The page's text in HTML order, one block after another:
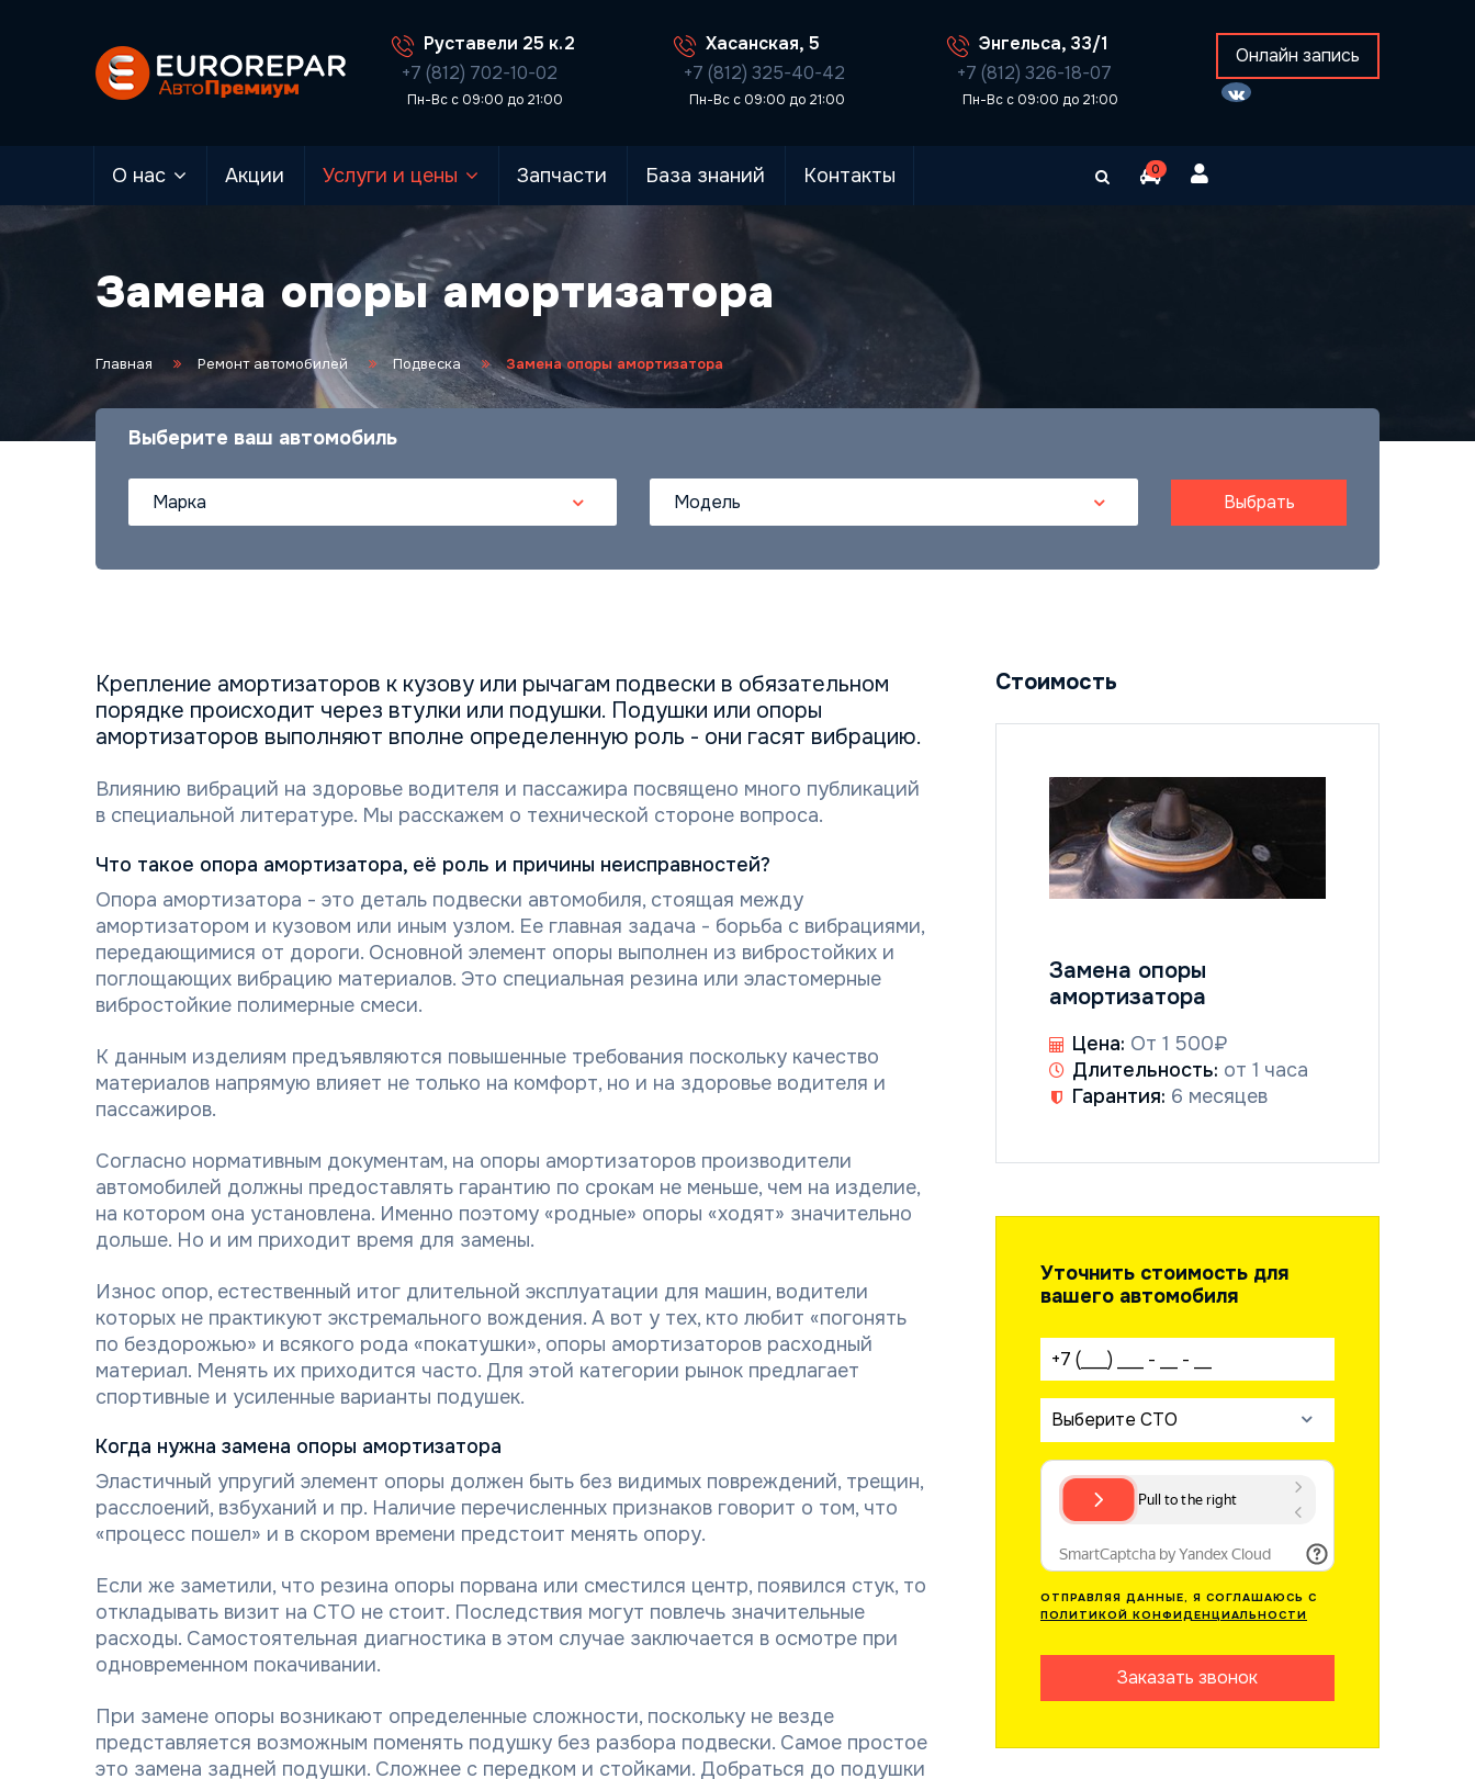
Руставели 25 к.2
+7 (812) 702-10-02
Пн-Вс с 09:00 до 21:00
Хасанская, 5
+7 (812) 325-40-42
Пн-Вс с 09:00 до 21:00
Энгельса, 33/1
+7 (812) 326-18-07
Пн-Вс с 09:00 до 21:00
Онлайн запись
О нас Акции Услуги и цены Запчасти База знаний Контакты 0
Замена опоры амортизатора
Главная Ремонт автомобилей Подвеска Замена опоры амортизатора
Выберите ваш автомобиль
Марка Модель Выбрать
Крепление амортизаторов к кузову или рычагам подвески в обязательном
порядке происходит через втулки или подушки. Подушки или опоры
амортизаторов выполняют вполне определенную роль - они гасят вибрацию.
Влиянию вибраций на здоровье водителя и пассажира посвящено много публикаций
в специальной литературе. Мы расскажем о технической стороне вопроса.
Что такое опора амортизатора, её роль и причины неисправностей?
Опора амортизатора - это деталь подвески автомобиля, стоящая между
амортизатором и кузовом или иным узлом. Ее главная задача - борьба с вибрациями,
передающимися от дороги. Основной элемент опоры выполнен из вибростойких и
поглощающих вибрацию материалов. Это специальная резина или эластомерные
вибростойкие полимерные смеси.
К данным изделиям предъявляются повышенные требования поскольку качество
материалов напрямую влияет не только на комфорт, но и на здоровье водителя и
пассажиров.
Согласно нормативным документам, на опоры амортизаторов производители
автомобилей должны предоставлять гарантию по срокам не меньше, чем на изделие,
на котором она установлена. Именно поэтому «родные» опоры «ходят» значительно
дольше. Но и им приходит время для замены.
Износ опор, естественный итог длительной эксплуатации для машин, водители
которых не практикуют экстремального вождения. А вот у тех, кто любит «погонять
по бездорожью» и всякого рода «покатушки», опоры амортизаторов расходный
материал. Менять их приходится часто. Для этой категории рынок предлагает
спортивные и усиленные варианты подушек.
Когда нужна замена опоры амортизатора
Эластичный упругий элемент опоры должен быть без видимых повреждений, трещин,
расслоений, взбуханий и пр. Наличие перечисленных признаков говорит о том, что
«процесс пошел» и в скором времени предстоит менять опору.
Если же заметили, что резина опоры порвана или сместился центр, появился стук, то
откладывать визит на СТО не стоит. Последствия могут повлечь значительные
расходы. Самостоятельная диагностика в этом случае заключается в осмотре при
одновременном покачивании.
При замене опоры возникают определенные сложности, поскольку не везде
представляется возможным поменять подушку без разбора подвески. Самое простое
это замена задней подушки. Сложнее с передком и стойками. Добраться до подушки
Стоимость
Замена опоры
амортизатора
Цена: От 1 500₽
Длительность: от 1 часа
Гарантия: 6 месяцев
Уточнить стоимость для
вашего автомобиля
Ваш телефон:
Выберите СТО
ОТПРАВЛЯЯ ДАННЫЕ, Я СОГЛАШАЮСЬ С
ПОЛИТИКОЙ КОНФИДЕНЦИАЛЬНОСТИ
Заказать звонок